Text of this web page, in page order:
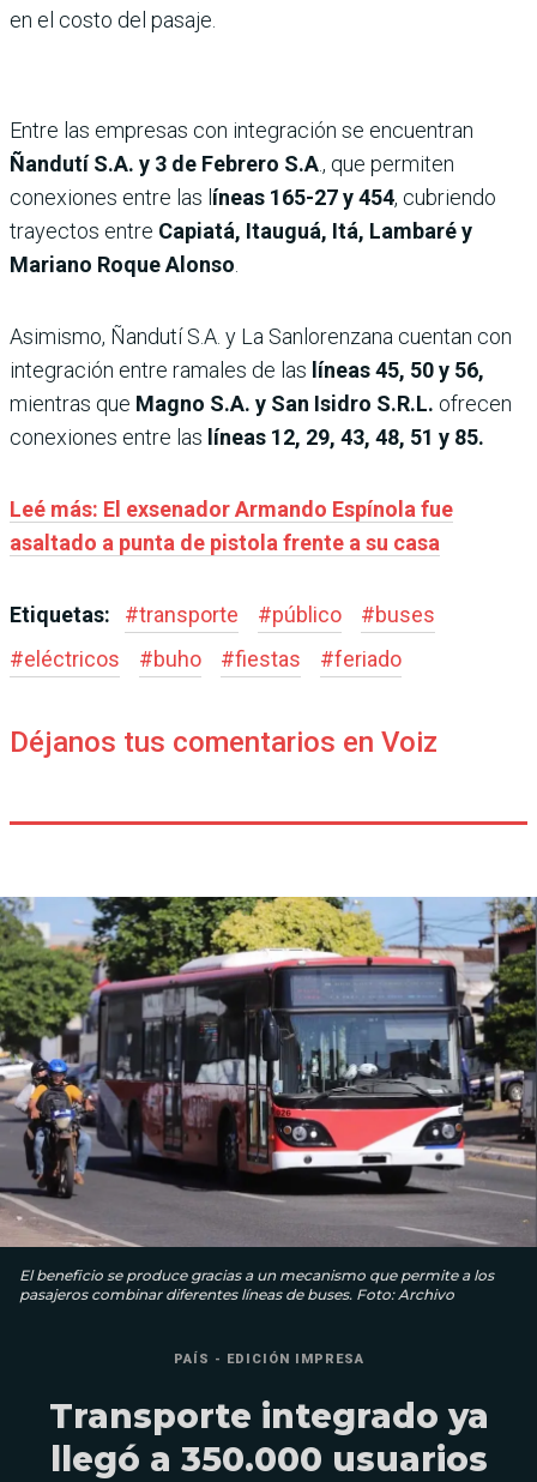
en el costo del pasaje.
Entre las empresas con integración se encuentran
Ñandutí S.A. y 3 de Febrero S.A., que permiten
conexiones entre las l íneas 165-27 y 454, cubriendo
trayectos entre Capiatá, Itauguá, Itá, Lambaré y
Mariano Roque Alonso
Asimismo, Ñandutí S.A. y La Sanlorenzana cuentan con
integración entre ramales de las líneas 45, 50 y 56,
mientras que Magno S.A. y San Isidro S.R.L. ofrecen
conexiones entre las líneas 12, 29, 43, 48, 51 y 85.
Leé más: El exsenador Armando Espínola fue
asaltado a punta de pistola frente a su casa
Etiquetas: #transporte #público #buses
#eléctricos #buho #fiestas #feriado
Déjanos tus comentarios en Voiz
El beneficio se produce gracias a un mecanismo que permite a los
pasajeros combinar diferentes líneas de buses. Foto: Archivo
PAÍS - EDICIÓN IMPRESA
Transporte integrado ya
llegó a 350.000 usuarios